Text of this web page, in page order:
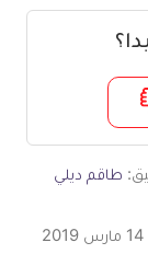
طاقم ديلي
14 مارس 2019